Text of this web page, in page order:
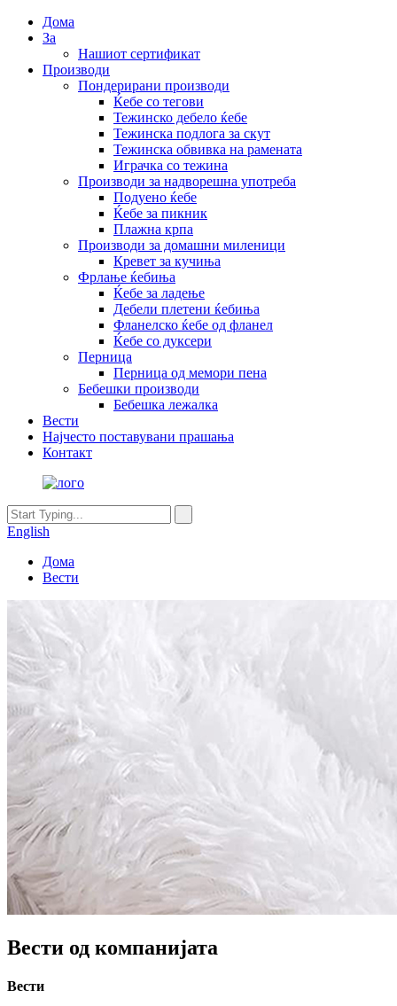
Дома
За
Нашиот сертификат
Производи
Пондерирани производи
Ќебе со тегови
Тежинско дебело ќебе
Тежинска подлога за скут
Тежинска обвивка на рамената
Играчка со тежина
Производи за надворешна употреба
Подуено ќебе
Ќебе за пикник
Плажна крпа
Производи за домашни миленици
Кревет за кучиња
Фрлање ќебиња
Ќебе за ладење
Дебели плетени ќебиња
Фланелско ќебе од фланел
Ќебе со дуксери
Перница
Перница од мемори пена
Бебешки производи
Бебешка лежалка
Вести
Најчесто поставувани прашања
Контакт
English
Дома
Вести
Вести од компанијата
Вести